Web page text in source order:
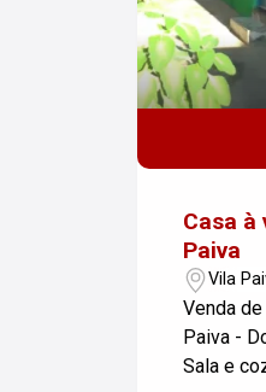
Casa à
Paiva
Vila
Venda
Paiva - Dormitórios: 02 - Banheiro: 01 -
Sala e